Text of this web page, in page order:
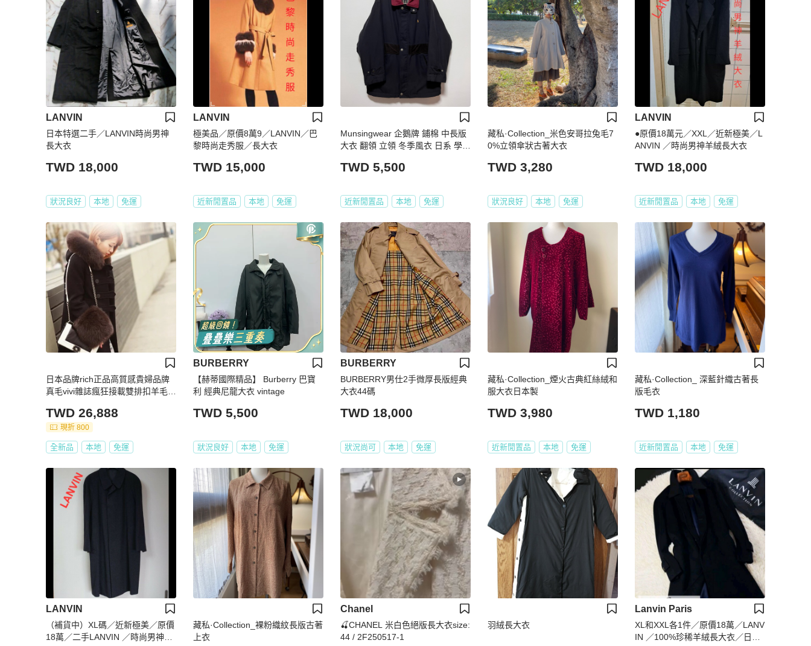
LANVIN
日本特選二手／LANVIN時尚男神
長大衣
TWD 18,000
狀況良好 本地 免運
LANVIN
極美品／原價8萬9／LANVIN／巴
黎時尚走秀服／長大衣
TWD 15,000
近新閒置品 本地 免運
Munsingwear 企鵝牌 鋪棉 中長版
大衣 翻領 立領 冬季風衣 日系 學院
著
TWD 5,500
近新閒置品 本地 免運
藏私·Collection_米色安哥拉兔毛7
0%立領傘狀古著大衣
TWD 3,280
狀況良好 本地 免運
LANVIN
●原價18萬元／XXL／近新極美／L
ANVIN ／時尚男神羊絨長大衣
TWD 18,000
近新閒置品 本地 免運
日本品牌rich正品高質感貴婦品牌
真毛vivi雜誌瘋狂接載雙排扣羊毛含
套全新稀有釋出
TWD 26,888
現折 800
全新品 本地 免運
BURBERRY
【赫蒂國際精品】 Burberry 巴寶
利 經典尼龍大衣 vintage
TWD 5,500
狀況良好 本地 免運
BURBERRY
BURBERRY男仕2手微厚長版經典
大衣44碼
TWD 18,000
狀況尚可 本地 免運
藏私·Collection_煙火古典紅絲絨和
服大衣日本製
TWD 3,980
近新閒置品 本地 免運
藏私·Collection_ 深藍針織古著長
版毛衣
TWD 1,180
近新閒置品 本地 免運
LANVIN
（補貨中）XL碼／近新極美／原價
18萬／二手LANVIN ／時尚男神長
藏私·Collection_裸粉織紋長版古著
上衣
Chanel
🍒CHANEL 米白色絕版長大衣size:
44 / 2F250517-1
羽絨長大衣
Lanvin Paris
XL和XXL各1件／原價18萬／LANV
IN ／100%珍稀羊絨長大衣／日本